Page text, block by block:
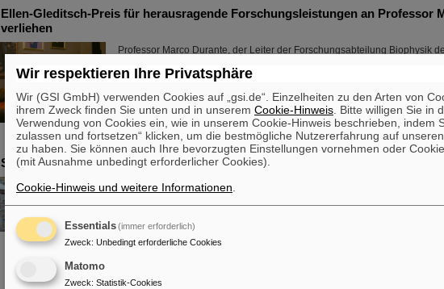
Ellen-Gleditsch-Preis für herausragende Forschungsleistungen an Professor
verliehen
Professor Marco Durante, der Leiter der Forschungsabteilung Biophysik
Preis der Norwegischen Akademie der Wissenschaften ausgezeichnet.
Rahmen der öffentlichen Tagung der Akademie zum Thema
Medizin“ in Oslo statt.
Mehr »
Science Festival der „Frankfurt Alliance“ ein voller Erfolg
Wissenschaft zum Anfassen: Zahlreiche Besucher*innen aus Nah und
Umgebung zu erfahren. Die große Veranstaltung der „Frankfurt Alliance“
Bühnenprogramm und viele Aktionen. Auch GSI/FAIR gaben mit zwei
Einblick in die Funktion von Teilchenbeschleunigern und die
Wir respektieren Ihre Privatsphäre
Wir (GSI GmbH) verwenden Cookies auf „gsi.de“. Einzelheiten zu den Arten von
ihrem Zweck finden Sie unten und in unserem Cookie-Hinweis . Bitte willigen Sie in
Verwendung von Cookies ein, wie in unserem Cookie-Hinweis beschrieben, indem
zulassen und fortsetzen“ klicken, um die bestmögliche Nutzererfahrung auf
zu haben. Sie können auch Ihre bevorzugten Einstellungen vornehmen oder
(mit Ausnahme unbedingt erforderlicher Cookies).
Cookie-Hinweis und weitere Informationen
Essentials(immer erforderlich)
Zweck: Unbedingt erforderliche Cookies
Matomo
Zweck: Statistik-Cookies